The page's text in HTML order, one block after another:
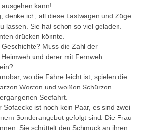
kann!
denke ich, all diese Lastwagen und Züge
lassen. Sie hat schon so viel geladen,
drücken könnte.
Geschichte? Muss die Zahl der
und derer mit Fernweh
wo die Fähre leicht ist, spielen die
Westen und weißen Schürzen
Seefahrt.
Sofaecke ist noch kein Paar, es sind zwei
Sonderangebot gefolgt sind. Die Frau
Sie schüttelt den Schmuck an ihren